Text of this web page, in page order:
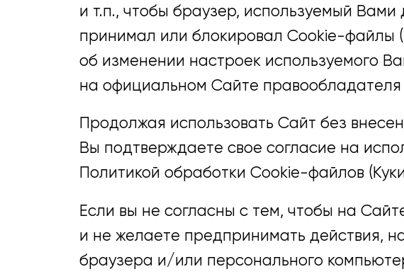
и т.п., чтобы браузер, используемый
принимал или блокировал Cookie-файлы
об изменении настроек используемого
на официальном Сайте
Продолжая использовать Сайт без
Вы подтверждаете свое согласие на
Политикой обработки Cookie-файлов
Если вы не согласны с тем, чтобы на
и не желаете предпринимать действия,
браузера и/или персонального